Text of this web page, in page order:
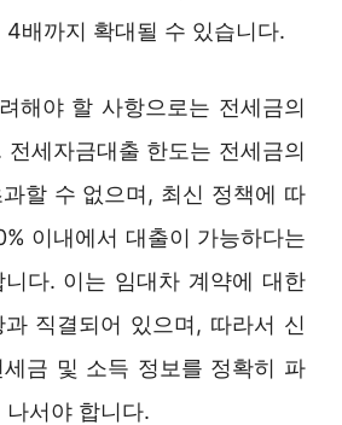
4배까지 확대될 수 있습니다.
해야 할 사항으로는 전세금의
전세자금대출 한도는 전세금의
할 수 없으며, 최신 정책에 따
이내에서 대출이 가능하다는
다. 이는 임대차 계약에 대한
직결되어 있으며, 따라서 신
금 및 소득 정보를 정확히 파
서야 합니다.